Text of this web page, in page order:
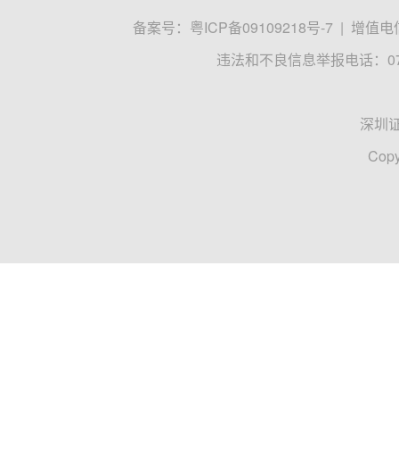
备案号： 粤ICP备09109218号-7 | 增值电
违法和不良信息举报电话：
深圳